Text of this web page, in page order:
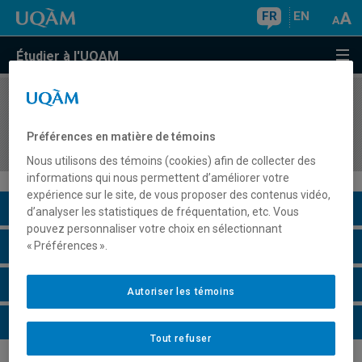
FR EN
Étudier à l'UQAM
COURS//
expériences visuelles
Description du cours
Horaire - Été 2026
Horaire - Automne 2026
Horaire - Hiver 2027
Préférences en matière de témoins
Nous utilisons des témoins (cookies) afin de collecter des
informations qui nous permettent d’améliorer votre
expérience sur le site, de vous proposer des contenus vidéo,
d’analyser les statistiques de fréquentation, etc. Vous
pouvez personnaliser votre choix en sélectionnant
« Préférences ».
Tout refuser
Autoriser les témoins